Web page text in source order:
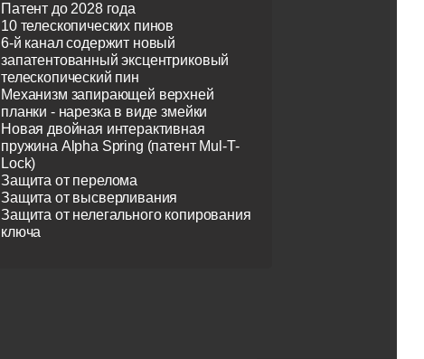
Патент до 2028 года
10 телескопических пинов
6-й канал содержит новый
запатентованный эксцентриковый
телескопический пин
Механизм запирающей верхней
планки - нарезка в виде змейки
Новая двойная интерактивная
пружина Alpha Spring (патент Mul-T-
Lock)
Защита от перелома
Защита от высверливания
Защита от нелегального копирования
ключа